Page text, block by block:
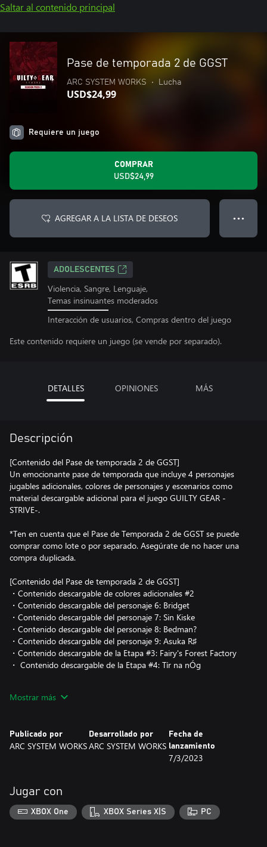
Saltar al contenido principal
Pase de temporada 2 de GGST
ARC SYSTEM WORKS • Lucha
USD$24,99
Requiere un juego
COMPRAR
USD$24,99
AGREGAR A LA LISTA DE DESEOS ● ● ●
ADOLESCENTES
Violencia, Sangre, Lenguaje,
Temas insinuantes moderados
Interacción de usuarios, Compras dentro del juego
Este contenido requiere un juego (se vende por separado).
DETALLES OPINIONES MÁS
Descripción
[Contenido del Pase de temporada 2 de GGST]
Un emocionante pase de temporada que incluye 4 personajes
jugables adicionales, colores de personajes y escenarios como
material descargable adicional para el juego GUILTY GEAR -
STRIVE-.
*Ten en cuenta que el Pase de Temporada 2 de GGST se puede
comprar como lote o por separado. Asegúrate de no hacer una
compra duplicada.
[Contenido del Pase de temporada 2 de GGST]
・Contenido descargable de colores adicionales #2
・Contenido descargable del personaje 6: Bridget
・Contenido descargable del personaje 7: Sin Kiske
・Contenido descargable del personaje 8: Bedman?
・Contenido descargable del personaje 9: Asuka R♯
・Contenido descargable de la Etapa #3: Fairy's Forest Factory
・ Contenido descargable de la Etapa #4: Tír na nÓg
*Se requiere la compra del producto principal para acceder a este
Mostrar más
Publicado por
ARC SYSTEM WORKS
Desarrollado por
ARC SYSTEM WORKS
Fecha de
lanzamiento
7/3/2023
Jugar con
XBOX One XBOX Series X|S PC